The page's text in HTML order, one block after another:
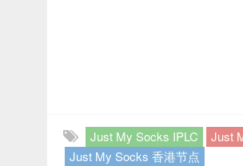
Just My Socks IPLC Just
Just My Socks 香港节点